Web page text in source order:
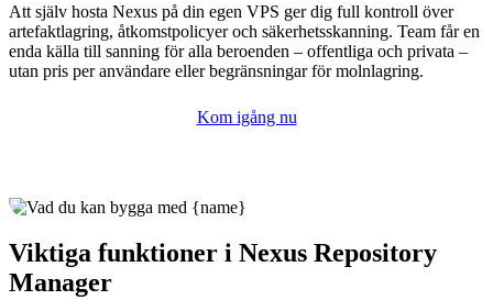
Att själv hosta Nexus på din egen VPS ger dig full kontroll över
artefaktlagring, åtkomstpolicyer och säkerhetsskanning. Team får en
enda källa till sanning för alla beroenden – offentliga och privata –
utan pris per användare eller begränsningar för molnlagring.
Kom igång nu
Viktiga funktioner i Nexus Repository
Manager